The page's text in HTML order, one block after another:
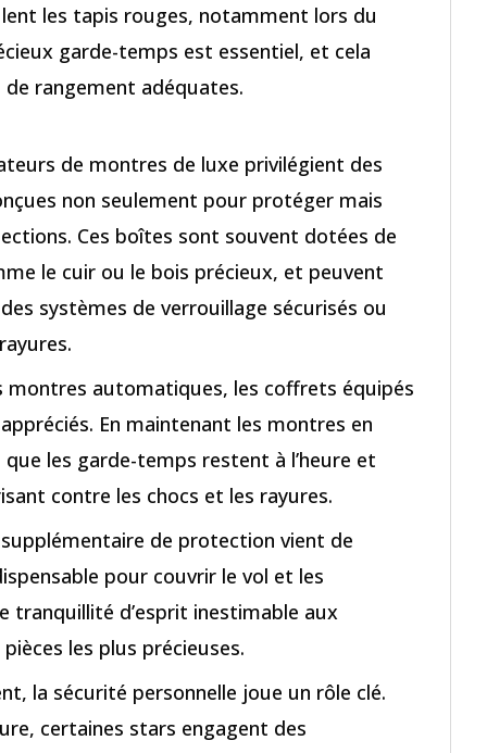
les tapis rouges, notamment lors du
garde-temps est essentiel, et cela
rangement adéquates.
de montres de luxe privilégient des
non seulement pour protéger mais
Ces boîtes sont souvent dotées de
le cuir ou le bois précieux, et peuvent
systèmes de verrouillage sécurisés ou
montres automatiques, les coffrets équipés
En maintenant les montres en
les garde-temps restent à l’heure et
contre les chocs et les rayures.
de protection vient de
pour couvrir le vol et les
tranquillité d’esprit inestimable aux
les plus précieuses.
la sécurité personnelle joue un rôle clé.
certaines stars engagent des